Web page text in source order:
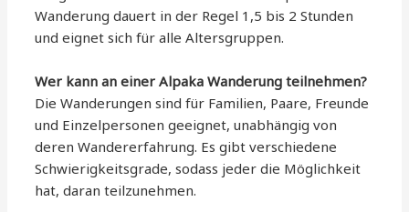
Wanderung dauert in der Regel 1,5 bis 2 Stunden
und eignet sich für alle Altersgruppen.
Wer kann an einer Alpaka Wanderung teilnehmen?
Die Wanderungen sind für Familien, Paare, Freunde
und Einzelpersonen geeignet, unabhängig von
deren Wandererfahrung. Es gibt verschiedene
Schwierigkeitsgrade, sodass jeder die Möglichkeit
hat, daran teilzunehmen.